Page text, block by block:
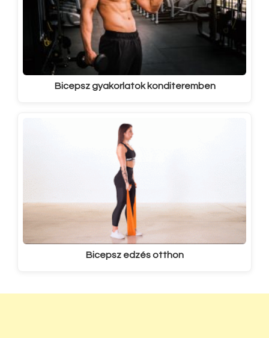
Bicepsz gyakorlatok konditeremben
Bicepsz edzés otthon